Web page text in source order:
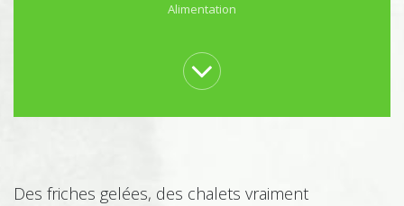
Alimentation
Architecture
Des friches gelées, des chalets vraiment